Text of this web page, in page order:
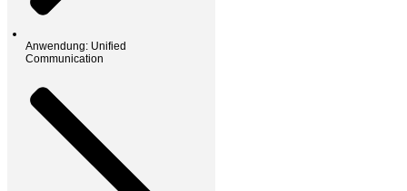
Anwendung: Unified
Communication